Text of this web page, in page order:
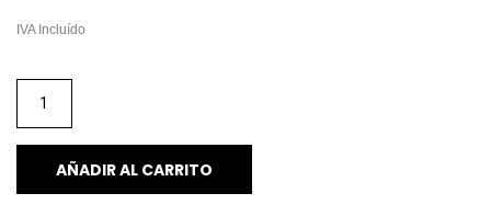
IVA Incluído
AÑADIR AL CARRITO